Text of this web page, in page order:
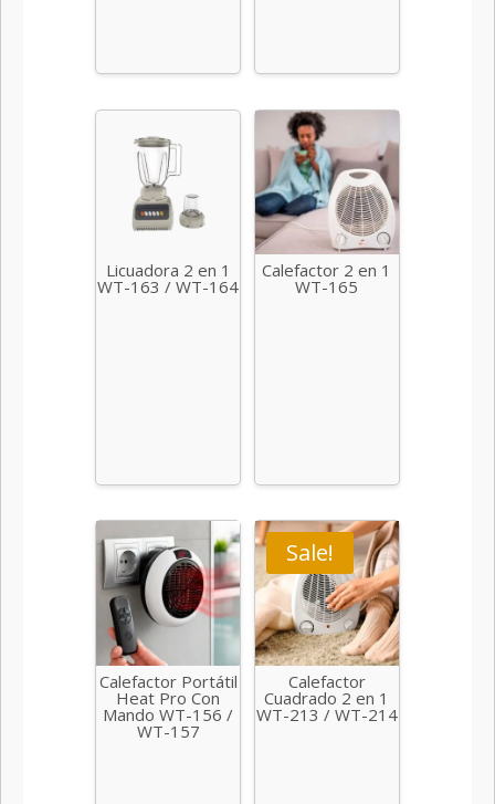
Licuadora 2 en 1
WT-163 / WT-164
Calefactor 2 en 1
WT-165
Calefactor Portátil
Heat Pro Con
Mando WT-156 /
WT-157
Sale!
Calefactor
Cuadrado 2 en 1
WT-213 / WT-214